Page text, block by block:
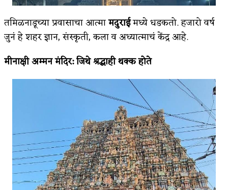
तमिळनाडूच्या प्रवासाचा आत्मामदुराईमध्ये धडकतो. हजारो वर्ष
जुनं हे शहर ज्ञान, संस्कृती, कला व अध्यात्माचं केंद्र आहे.
मीनाक्षी अम्मन मंदिर:जिथे श्रद्धाही थक्क होते